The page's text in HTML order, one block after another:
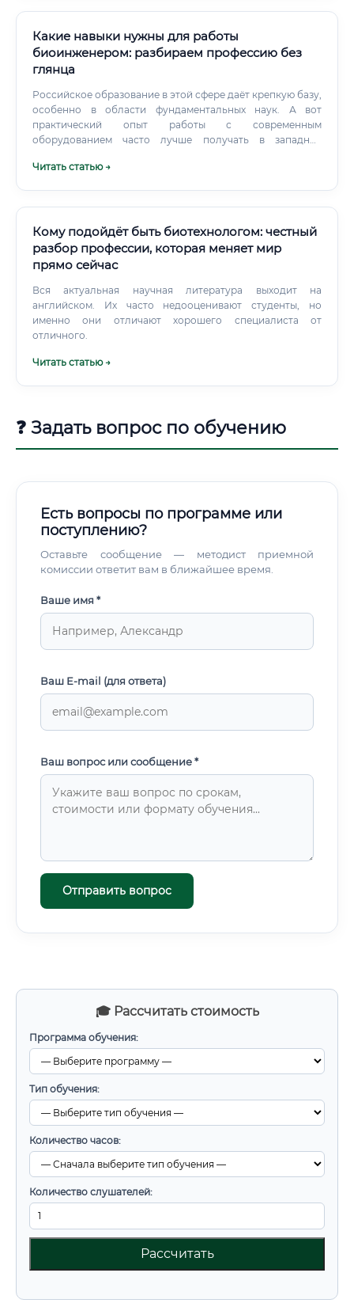
🎓 Рассчитать стоимость
Программа обучения:
Тип обучения:
Количество часов:
Количество слушателей:
Рассчитать
материал — будь то titanium, гидроксиапатит,
полилактид или нанокомпозит — и превращает его в
устройство, способное жить бок о бок с человеческим
Какие навыки нужны для работы
биоинженером: разбираем профессию без
глянца
Российское образование в этой сфере даёт крепкую базу,
особенно в области фундаментальных наук. А вот
практический опыт работы с современным
оборудованием часто лучше получать в западных
выше.
Читать статью →
Кому подойдёт быть биотехнологом: честный
разбор профессии, которая меняет мир
прямо сейчас
Вся актуальная научная литература выходит на
английском. Их часто недооценивают студенты, но
именно они отличают хорошего специалиста от
отличного.
Читать статью →
❓ Задать вопрос по обучению
Есть вопросы по программе или
поступлению?
Оставьте сообщение — методист приемной
комиссии ответит вам в ближайшее время.
Ваше имя *
Ваш E-mail (для ответа)
Ваш вопрос или сообщение *
Отправить вопрос